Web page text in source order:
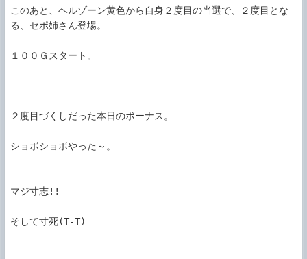
このあと、ヘルゾーン黄色から自身２度目の当選で、２度目とな
る、セポ姉さん登場。
１００Ｇスタート。
２度目づくしだった本日のボーナス。
ショボショボやった～。
マジ寸志!!
そして寸死(T-T)